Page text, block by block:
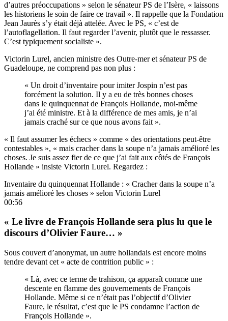
d’autres préoccupations » selon le sénateur PS de l’Isère, « laissons
les historiens le soin de faire ce travail ». Il rappelle que la Fondation
Jean Jaurès s’y était déjà attelée. Avec le PS, « c’est de
l’autoflagellation. Il faut regarder l’avenir, plutôt que le ressasser.
C’est typiquement socialiste ».
Victorin Lurel, ancien ministre des Outre-mer et sénateur PS de
Guadeloupe, ne comprend pas non plus :
« Un droit d’inventaire pour imiter Jospin n’est pas
forcément la solution. Il y a eu de très bonnes choses
dans le quinquennat de François Hollande, moi-même
j’ai été ministre. Et à la différence de mes amis, je n’ai
jamais craché sur ce que nous avons fait ».
« Il faut assumer les échecs » comme « des orientations peut-être
contestables », « mais cracher dans la soupe n’a jamais amélioré les
choses. Je suis assez fier de ce que j’ai fait aux côtés de François
Hollande » insiste Victorin Lurel. Regardez :
Inventaire du quinquennat Hollande : « Cracher dans la soupe n’a
jamais amélioré les choses » selon Victorin Lurel
00:56
« Le livre de François Hollande sera plus lu que le
discours d’Olivier Faure… »
Sous couvert d’anonymat, un autre hollandais est encore moins
tendre devant cet « acte de contrition public » :
« Là, avec ce terme de trahison, ça apparaît comme une
descente en flamme des gouvernements de François
Hollande. Même si ce n’était pas l’objectif d’Olivier
Faure, le résultat, c’est que le PS condamne l’action de
François Hollande ».